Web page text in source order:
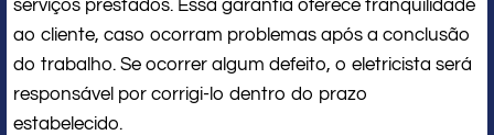
serviços prestados. Essa garantia oferece tranquilidade
ao cliente, caso ocorram problemas após a conclusão
do trabalho. Se ocorrer algum defeito, o eletricista será
responsável por corrigi-lo dentro do prazo
estabelecido.